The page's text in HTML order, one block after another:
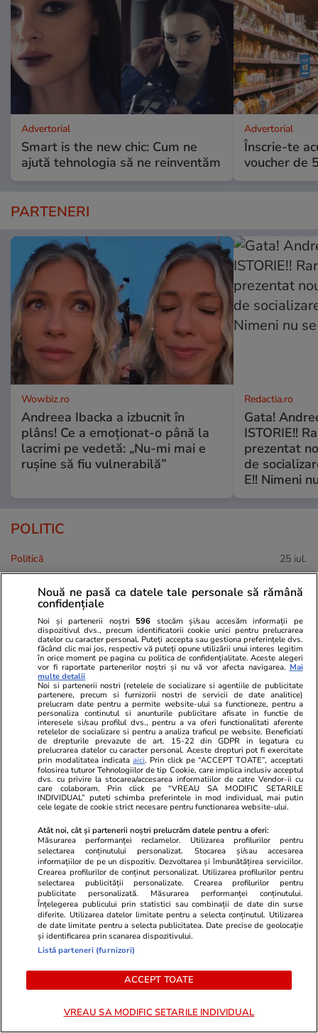
Advertorial
Smart is the new chic: Cum ne
ajută tehnologia să ne reinventăm
Advertorial
Înscrie-te
voucher de
PARTENERI
Wowbiz.ro
Andreea Ibacka a izbucnit în
plâns! Ce a emoționat-o până la
lacrimi pe vedetă: „Nu-mi mai e
rușine să fiu vulnerabilă”
Redactia.ro
Gata!
ISTORIE!!
prezentat
de
E!! Nimeni
POLITIC
Politică 25 iul.
POT au făcut front comun în
opoziție împotriva legii care
permite Armatei să doboare
dronele neautorizate. CCR a
tranșat definitiv disputa
Politică 25 iul.
Cum a apărut Mirabela
Grădinaru la întâlnirea cu
președinta Indiei, Droupadi
Murmu, la Palatul Cotroceni.
Motivul pentru care a ales o
rochie galbenă
PARTENERI
Nouă ne pasă ca datele tale personale să rămână
confidențiale
Noi și partenerii noștri 596 stocăm și/sau accesăm informații pe
dispozitivul dvs., precum identificatorii cookie unici pentru prelucrarea
datelor cu caracter personal. Puteți accepta sau gestiona preferințele dvs.
făcând clic mai jos, respectiv vă puteți opune utilizării unui interes legitim
în orice moment pe pagina cu politica de confidențialitate. Aceste alegeri
vor fi raportate partenerilor noștri și nu vă vor afecta navigarea. Mai
multe detalii
Noi si partenerii nostri (retelele de socializare si agentiile de publicitate
partenere, precum si furnizorii nostri de servicii de date analitice)
prelucram date pentru a permite website-ului sa functioneze, pentru a
personaliza continutul si anunturile publicitare afisate in functie de
interesele si/sau profilul dvs., pentru a va oferi functionalitati aferente
retelelor de socializare si pentru a analiza traficul pe website. Beneficiati
de drepturile prevazute de art. 15-22 din GDPR in legatura cu
prelucrarea datelor cu caracter personal. Aceste drepturi pot fi exercitate
prin modalitatea indicataaici. Prin click pe “ACCEPT TOATE”, acceptati
folosirea tuturor Tehnologiilor de tip Cookie, care implica inclusiv acceptul
dvs. cu privire la stocarea/accesarea informatiilor de catre Vendor-ii cu
care colaboram. Prin click pe “VREAU SA MODIFIC SETARILE
INDIVIDUAL” puteti schimba preferintele in mod individual, mai putin
cele legate de cookie strict necesare pentru functionarea website-ului.
Atât noi, cât și partenerii noștri prelucrăm datele pentru a oferi:
Măsurarea performanței reclamelor. Utilizarea profilurilor pentru
selectarea conținutului personalizat. Stocarea și/sau accesarea
informațiilor de pe un dispozitiv. Dezvoltarea și îmbunătățirea serviciilor.
Crearea profilurilor de conținut personalizat. Utilizarea profilurilor pentru
selectarea publicității personalizate. Crearea profilurilor pentru
publicitate personalizată. Măsurarea performanței conținutului.
Înțelegerea publicului prin statistici sau combinații de date din surse
diferite. Utilizarea datelor limitate pentru a selecta conținutul. Utilizarea
de date limitate pentru a selecta publicitatea. Date precise de geolocație
și identificarea prin scanarea dispozitivului.
Listă parteneri (furnizori)
ACCEPT TOATE
VREAU SA MODIFIC SETARILE INDIVIDUAL